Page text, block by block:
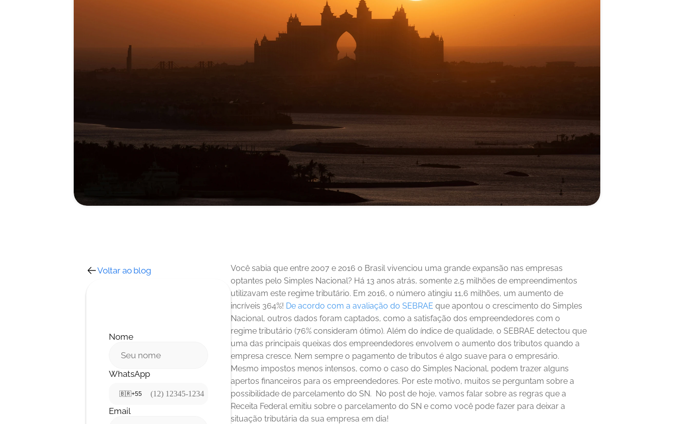
Voltar ao blog
Nome
WhatsApp
🇧🇷+55
Email
Você sabia que entre 2007 e 2016 o Brasil vivenciou uma grande expansão nas empresas
optantes pelo Simples Nacional? Há 13 anos atrás, somente 2,5 milhões de empreendimentos
utilizavam este regime tributário. Em 2016, o número atingiu 11,6 milhões, um aumento de
incríveis 364%! De acordo com a avaliação do SEBRAE que apontou o crescimento do Simples
Nacional, outros dados foram captados, como a satisfação dos empreendedores com o
regime tributário (76% consideram ótimo). Além do índice de qualidade, o SEBRAE detectou que
uma das principais queixas dos empreendedores envolvem o aumento dos tributos quando a
empresa cresce. Nem sempre o pagamento de tributos é algo suave para o empresário.
Mesmo impostos menos intensos, como o caso do Simples Nacional, podem trazer alguns
apertos financeiros para os empreendedores. Por este motivo, muitos se perguntam sobre a
possibilidade de parcelamento do SN. No post de hoje, vamos falar sobre as regras que a
Receita Federal emitiu sobre o parcelamento do SN e como você pode fazer para deixar a
situação tributária da sua empresa em dia!